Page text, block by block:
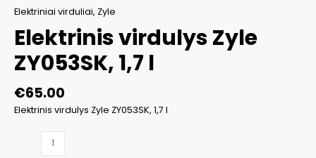
Elektriniai virduliai, Zyle
Elektrinis virdulys Zyle
ZY053SK, 1,7 l
€65.00
Elektrinis virdulys Zyle ZY053SK, 1,7 l
produkto